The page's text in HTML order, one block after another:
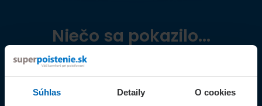
Súhlas Detaily O cookies
Niečo sa pokazilo...
Přejít na úvodní stránku